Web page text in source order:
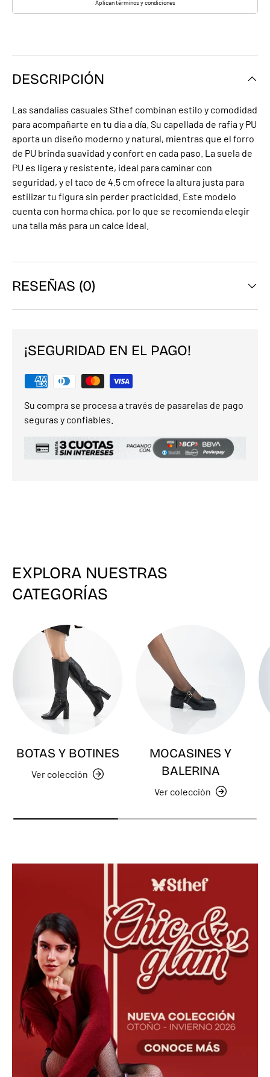
Aplican términos y condiciones
DESCRIPCIÓN
Las sandalias casuales Sthef combinan estilo y comodidad
para acompañarte en tu día a día. Su capellada de rafia y PU
aporta un diseño moderno y natural, mientras que el forro
de PU brinda suavidad y confort en cada paso. La suela de
PU es ligera y resistente, ideal para caminar con
seguridad, y el taco de 4.5 cm ofrece la altura justa para
estilizar tu figura sin perder practicidad. Este modelo
cuenta con horma chica, por lo que se recomienda elegir
una talla más para un calce ideal.
RESEÑAS (0)
¡SEGURIDAD EN EL PAGO!
Su compra se procesa a través de pasarelas de pago
seguras y confiables.
EXPLORA NUESTRAS
CATEGORÍAS
BOTAS Y BOTINES
Ver colección
MOCASINES Y
BALERINA
Ver colección